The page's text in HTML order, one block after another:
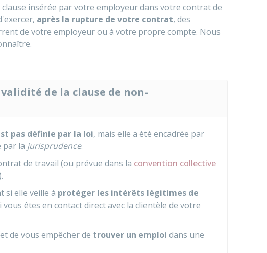
insérée par votre employeur dans votre contrat de
après la rupture de votre contrat, des
de votre employeur ou à votre propre compte. Nous
de la clause de non-
pas définie par la loi, mais elle a été encadrée par
par la jurisprudence.
de travail (ou prévue dans la convention collective
si elle veille à protéger les intérêts légitimes de
êtes en contact direct avec la clientèle de votre
de vous empêcher de trouver un emploi dans une